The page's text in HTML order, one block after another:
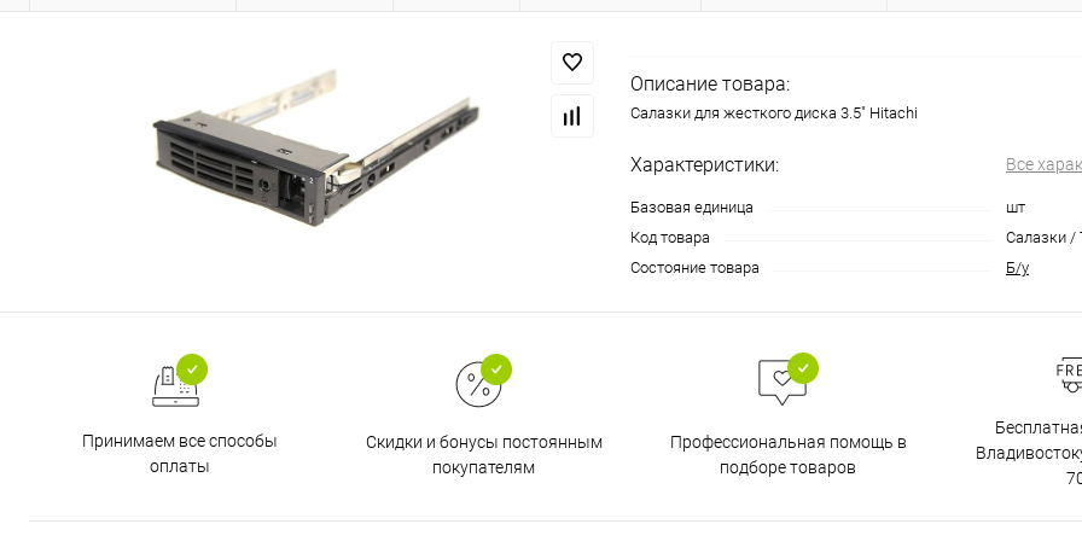
Описание товара:
Салазки для жесткого диска 3.5" Hitachi
Характеристики: Все
Базовая единица
шт
Код товара
Салазки /
Состояние товара
Б/у
Принимаем все способы
оплаты
Скидки и бонусы постоянным
покупателям
Профессиональная помощь в
подборе товаров